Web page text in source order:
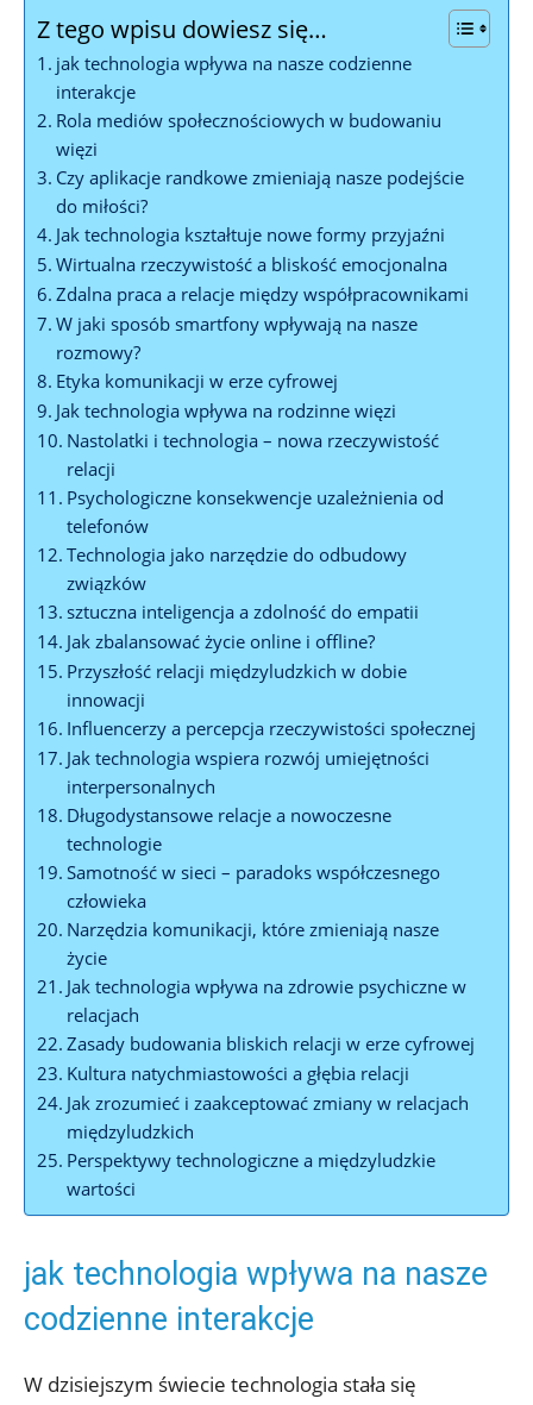
Z tego wpisu dowiesz się…
jak technologia wpływa na nasze codzienne
interakcje
Rola mediów społecznościowych w budowaniu
więzi
Czy aplikacje randkowe zmieniają nasze podejście
do miłości?
Jak technologia kształtuje nowe formy przyjaźni
Wirtualna rzeczywistość a bliskość emocjonalna
Zdalna praca a relacje między współpracownikami
W jaki sposób smartfony wpływają na nasze
rozmowy?
Etyka komunikacji w erze cyfrowej
Jak technologia wpływa na rodzinne więzi
Nastolatki i technologia – nowa rzeczywistość
relacji
Psychologiczne konsekwencje uzależnienia od
telefonów
Technologia jako narzędzie do odbudowy
związków
sztuczna inteligencja a zdolność do empatii
Jak zbalansować życie online i offline?
Przyszłość relacji międzyludzkich w dobie
innowacji
Influencerzy a percepcja rzeczywistości społecznej
Jak technologia wspiera rozwój umiejętności
interpersonalnych
Długodystansowe relacje a nowoczesne
technologie
Samotność w sieci – paradoks współczesnego
człowieka
Narzędzia komunikacji, które zmieniają nasze
życie
Jak technologia wpływa na zdrowie psychiczne w
relacjach
Zasady budowania bliskich relacji w erze cyfrowej
Kultura natychmiastowości a głębia relacji
Jak zrozumieć i zaakceptować zmiany w relacjach
międzyludzkich
Perspektywy technologiczne a międzyludzkie
wartości
jak technologia wpływa na nasze
codzienne interakcje
W dzisiejszym świecie technologia stała się